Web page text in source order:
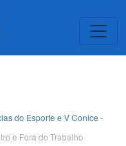
do Esporte e V Conice -
e Fora do Trabalho